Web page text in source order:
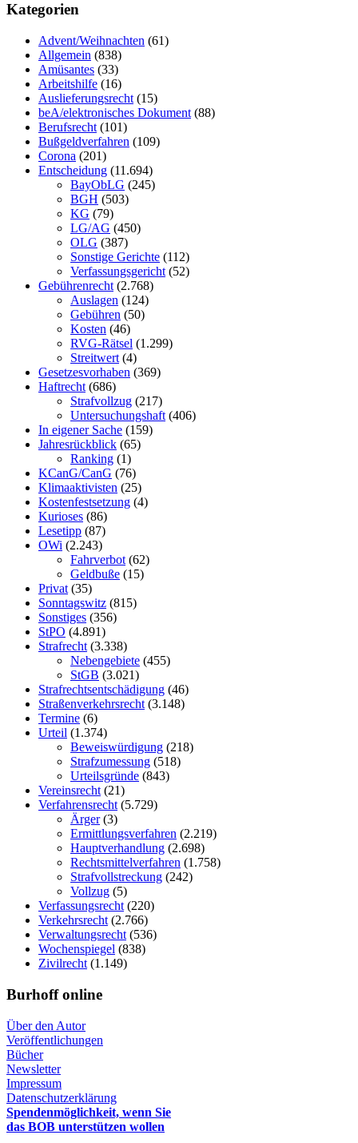
Kategorien
Advent/Weihnachten (61)
Allgemein (838)
Amüsantes (33)
Arbeitshilfe (16)
Auslieferungsrecht (15)
beA/elektronisches Dokument (88)
Berufsrecht (101)
Bußgeldverfahren (109)
Corona (201)
Entscheidung (11.694)
BayObLG (245)
BGH (503)
KG (79)
LG/AG (450)
OLG (387)
Sonstige Gerichte (112)
Verfassungsgericht (52)
Gebührenrecht (2.768)
Auslagen (124)
Gebühren (50)
Kosten (46)
RVG-Rätsel (1.299)
Streitwert (4)
Gesetzesvorhaben (369)
Haftrecht (686)
Strafvollzug (217)
Untersuchungshaft (406)
In eigener Sache (159)
Jahresrückblick (65)
Ranking (1)
KCanG/CanG (76)
Klimaaktivisten (25)
Kostenfestsetzung (4)
Kurioses (86)
Lesetipp (87)
OWi (2.243)
Fahrverbot (62)
Geldbuße (15)
Privat (35)
Sonntagswitz (815)
Sonstiges (356)
StPO (4.891)
Strafrecht (3.338)
Nebengebiete (455)
StGB (3.021)
Strafrechtsentschädigung (46)
Straßenverkehrsrecht (3.148)
Termine (6)
Urteil (1.374)
Beweiswürdigung (218)
Strafzumessung (518)
Urteilsgründe (843)
Vereinsrecht (21)
Verfahrensrecht (5.729)
Ärger(3)
Ermittlungsverfahren (2.219)
Hauptverhandlung (2.698)
Rechtsmittelverfahren (1.758)
Strafvollstreckung (242)
Vollzug (5)
Verfassungsrecht (220)
Verkehrsrecht (2.766)
Verwaltungsrecht (536)
Wochenspiegel (838)
Zivilrecht (1.149)
Burhoff online
Über den Autor
Veröffentlichungen
Bücher
Newsletter
Impressum
Datenschutzerklärung
Spendenmöglichkeit, wenn Sie
das BOB unterstützen wollen